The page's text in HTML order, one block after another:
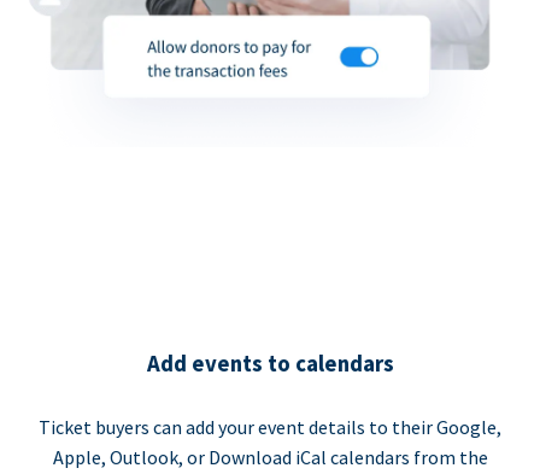
Add events to calendars
Ticket buyers can add your event details to their Google,
Apple, Outlook, or Download iCal calendars from the